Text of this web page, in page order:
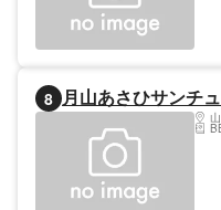
8 月山あさひサンチ